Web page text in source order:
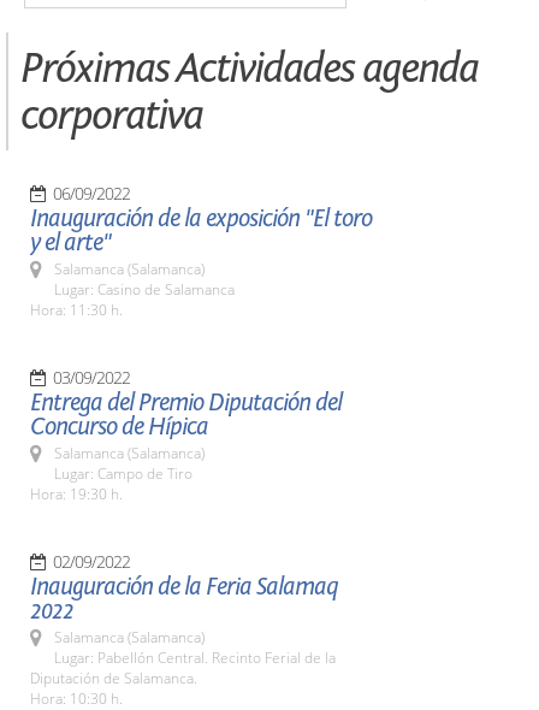
Próximas Actividades agenda
corporativa
06/09/2022
Inauguración de la exposición "El toro
y el arte"
Salamanca (Salamanca)
Lugar: Casino de Salamanca
Hora: 11:30 h.
03/09/2022
Entrega del Premio Diputación del
Concurso de Hípica
Salamanca (Salamanca)
Lugar: Campo de Tiro
Hora: 19:30 h.
02/09/2022
Inauguración de la Feria Salamaq
2022
Salamanca (Salamanca)
Lugar: Pabellón Central. Recinto Ferial de la
Diputación de Salamanca.
Hora: 10:30 h.